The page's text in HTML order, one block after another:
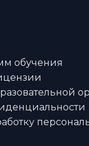
обучения